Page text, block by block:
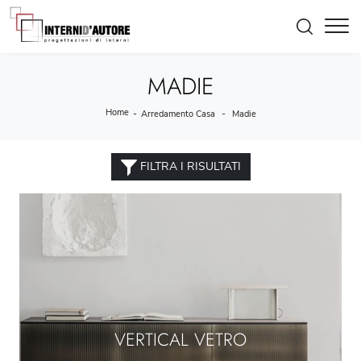
MADIE
Home - Arredamento Casa - Madie
FILTRA I RISULTATI
VERTICAL VETRO